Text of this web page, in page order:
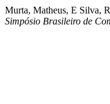
Murta, Matheus, E Silva,
Simpósio Brasileiro de